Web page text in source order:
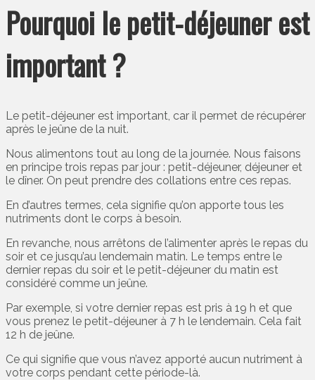
Pourquoi le petit-déjeuner est
important ?
Le petit-déjeuner est important, car il permet de récupérer
après le jeûne de la nuit.
Nous alimentons tout au long de la journée. Nous faisons
en principe trois repas par jour : petit-déjeuner, déjeuner et
le dîner. On peut prendre des collations entre ces repas.
En d’autres termes, cela signifie qu’on apporte tous les
nutriments dont le corps à besoin.
En revanche, nous arrêtons de l’alimenter après le repas du
soir et ce jusqu’au lendemain matin. Le temps entre le
dernier repas du soir et le petit-déjeuner du matin est
considéré comme un jeûne.
Par exemple, si votre dernier repas est pris à 19 h et que
vous prenez le petit-déjeuner à 7 h le lendemain. Cela fait
12 h de jeûne.
Ce qui signifie que vous n’avez apporté aucun nutriment à
votre corps pendant cette période-là.